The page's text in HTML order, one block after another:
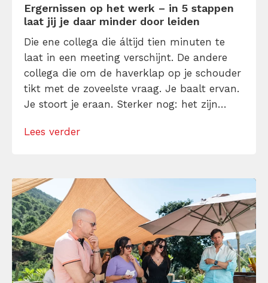
Ergernissen op het werk – in 5 stappen
laat jij je daar minder door leiden
Die ene collega die áltijd tien minuten te
laat in een meeting verschijnt. De andere
collega die om de haverklap op je schouder
tikt met de zoveelste vraag. Je baalt ervan.
Je stoort je eraan. Sterker nog: het zijn
voor je geworden. Wanneer spreek je je
Lees verder